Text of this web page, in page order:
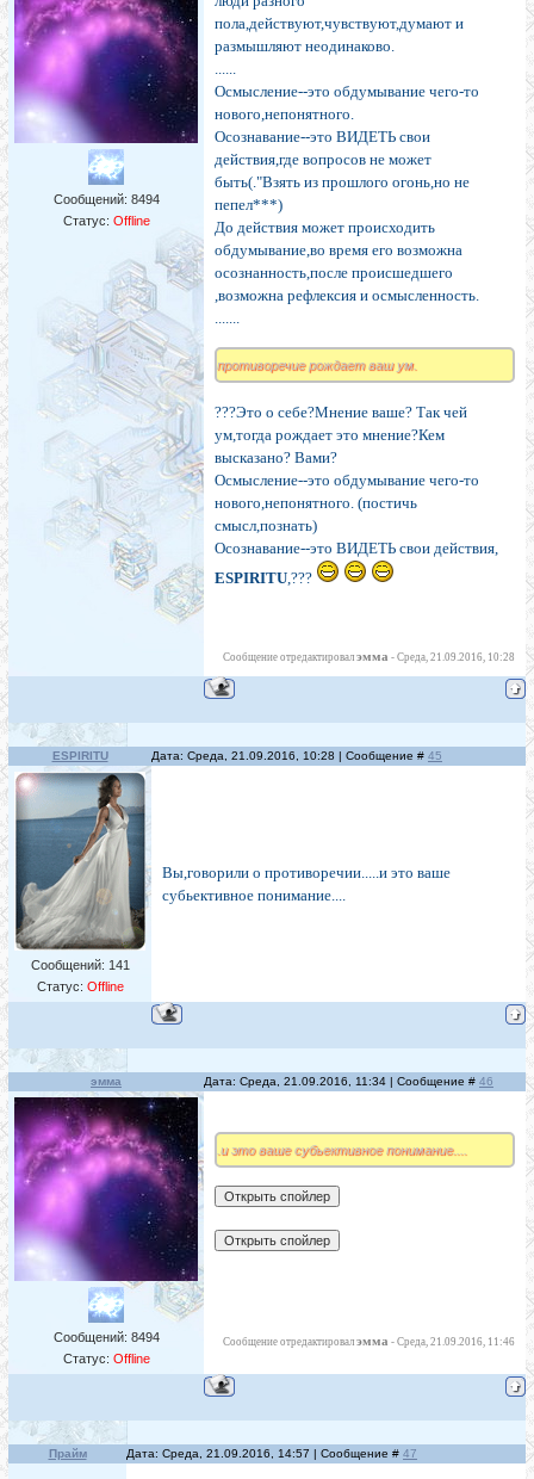
Сообщений: 8494
Статус: Offline
пола,действуют,чувствуют,думают и
размышляют неодинаково.
......
Осмысление--это обдумывание чего-то
нового,непонятного.
Осознавание--это ВИДЕТЬ свои
действия,где вопросов не может
быть(."Взять из прошлого огонь,но не
пепел***)
До действия может происходить
обдумывание,во время его возможна
осознанность,после происшедшего
,возможна рефлексия и осмысленность.
.......
противоречие рождает ваш ум.
???Это о себе?Мнение ваше? Так чей
ум,тогда рождает это мнение?Кем
высказано? Вами?
Осмысление--это обдумывание чего-то
нового,непонятного. (постичь
смысл,познать)
Осознавание--это ВИДЕТЬ свои действия,
ESPIRITU,???
Сообщение отредактировал эмма - Среда, 21.09.2016, 10:28
ESPIRITU Дата: Среда, 21.09.2016, 10:28 | Сообщение # 45
Сообщений: 141
Статус: Offline
Вы,говорили о противоречии.....и это ваше
субьективное понимание....
эмма Дата: Среда, 21.09.2016, 11:34 | Сообщение # 46
Сообщений: 8494
Статус: Offline
.и это ваше субьективное понимание....
Сообщение отредактировал эмма - Среда, 21.09.2016, 11:46
Прайм Дата: Среда, 21.09.2016, 14:57 | Сообщение # 47